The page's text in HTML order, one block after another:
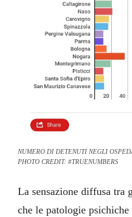
NUMERO DI DETENUTI NEGLI
PHOTO CREDIT: #TRUENUMBERS
La sensazione diffusa tra
che le patologie